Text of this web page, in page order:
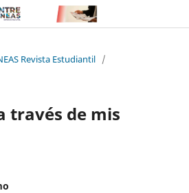
Revista Estudiantil /
través de mis